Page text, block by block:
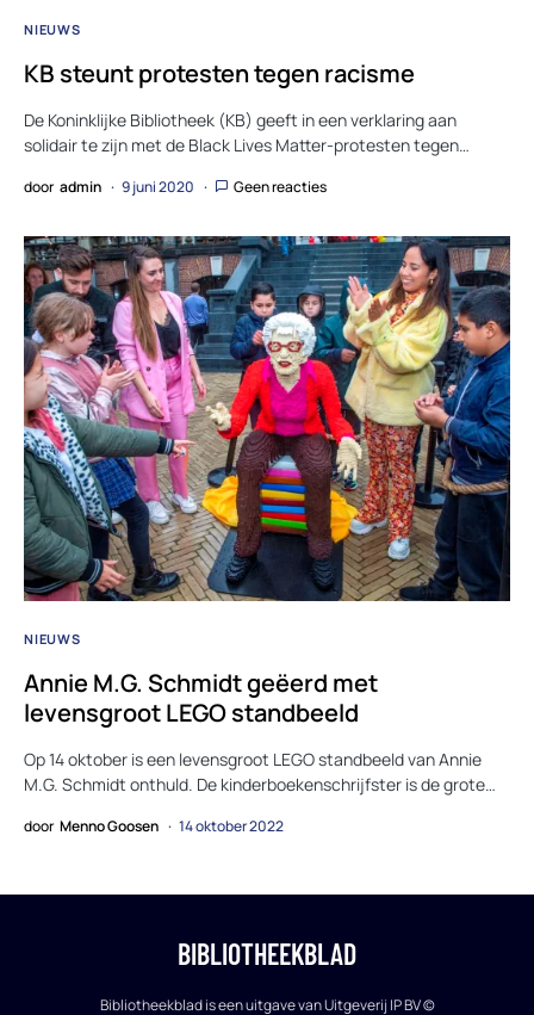
NIEUWS
KB steunt protesten tegen racisme
De Koninklijke Bibliotheek (KB) geeft in een verklaring aan
solidair te zijn met de Black Lives Matter-protesten tegen…
door admin 9 juni 2020 Geen reacties
NIEUWS
Annie M.G. Schmidt geëerd met
levensgroot LEGO standbeeld
Op 14 oktober is een levensgroot LEGO standbeeld van Annie
M.G. Schmidt onthuld. De kinderboekenschrijfster is de grote…
door Menno Goosen 14 oktober 2022
BIBLIOTHEEKBLAD
Bibliotheekblad is een uitgave van Uitgeverij IP BV ©